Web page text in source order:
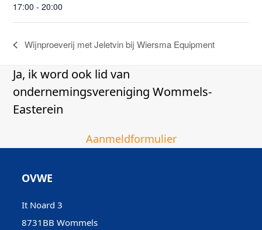
17:00 - 20:00
Wijnproeverij met Jeletvin bij Wiersma Equipment
Ja, ik word ook lid van
ondernemingsvereniging Wommels-
Easterein
Aanmeldformulier
OVWE
It Noard 3
8731BB Wommels